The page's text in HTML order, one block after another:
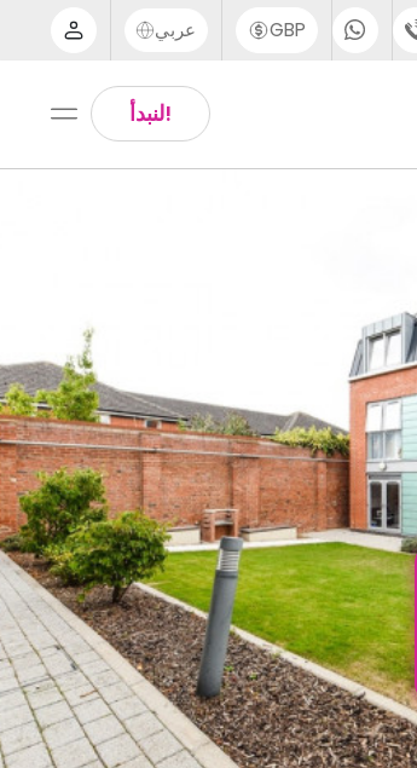
UK - +44 (0) 20 3871 8666
GBP عربي
Arabic
!لنبدأ